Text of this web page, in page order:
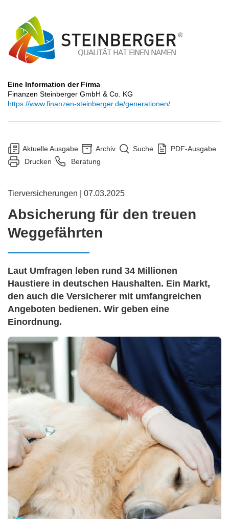
Eine Information der Firma
Finanzen Steinberger GmbH & Co. KG
https://www.finanzen-steinberger.de/generationen/
Aktuelle Ausgabe Archiv Suche
PDF-Ausgabe
Drucken
Beratung
Tierversicherungen | 07.03.2025
Absicherung für den treuen
Weggefährten
Laut Umfragen leben rund 34 Millionen
Haustiere in deutschen Haushalten. Ein Markt,
den auch die Versicherer mit umfangreichen
Angeboten bedienen. Wir geben eine
Einordnung.